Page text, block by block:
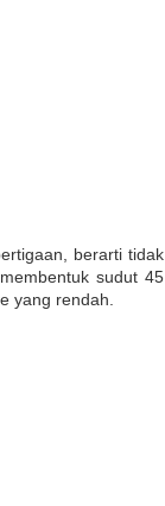
berarti tidak
sudut 45
yang rendah.